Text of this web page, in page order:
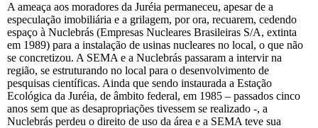
A ameaça aos moradores da Juréia permaneceu, apesar de a
especulação imobiliária e a grilagem, por ora, recuarem, cedendo
espaço à Nuclebrás (Empresas Nucleares Brasileiras S/A, extinta
em 1989) para a instalação de usinas nucleares no local, o que não
se concretizou. A SEMA e a Nuclebrás passaram a intervir na
região, se estruturando no local para o desenvolvimento de
pesquisas científicas. Ainda que sendo instaurada a Estação
Ecológica da Juréia, de âmbito federal, em 1985 – passados cinco
anos sem que as desapropriações tivessem se realizado -, a
Nuclebrás perdeu o direito de uso da área e a SEMA teve sua